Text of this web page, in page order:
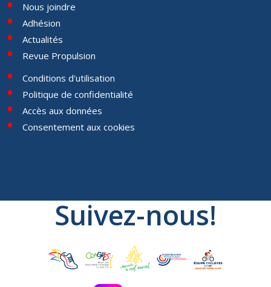
Nous joindre
Adhésion
Actualités
Revue Propulsion
Conditions d'utilisation
Politique de confidentialité
Accès aux données
Consentement aux cookies
Suivez-nous!